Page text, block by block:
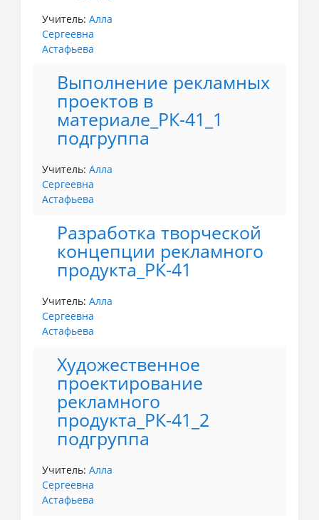
Учитель: Алла
Сергеевна
Астафьева
Выполнение рекламных
проектов в
материале_РК-41_1
подгруппа
Учитель: Алла
Сергеевна
Астафьева
Разработка творческой
концепции рекламного
продукта_РК-41
Учитель: Алла
Сергеевна
Астафьева
Художественное
проектирование
рекламного
продукта_РК-41_2
подгруппа
Учитель: Алла
Сергеевна
Астафьева